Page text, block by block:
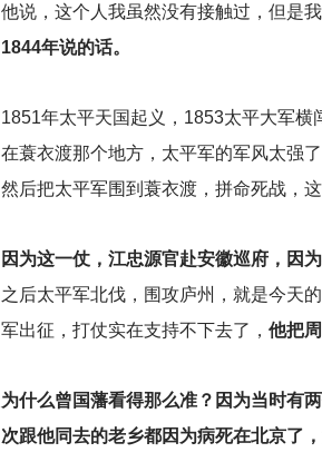
他说，这个人我虽然没有接触过，但是
1844年说的话。
1851年太平天国起义，1853太平大军横
在蓑衣渡那个地方，太平军的军风太强
然后把太平军围到蓑衣渡，拼命死战，
因为这一仗，江忠源官赴安徽巡府，因
之后太平军北伐，围攻庐州，就是今天
军出征，打仗实在支持不下去了， 他把
为什么曾国藩看得那么准？因为当时有
次跟他同去的老乡都因为病死在北京了